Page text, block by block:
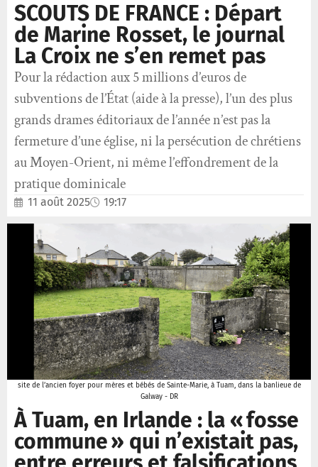
SCOUTS DE FRANCE : Départ
de Marine Rosset, le journal
La Croix ne s’en remet pas
Pour la rédaction aux 5 millions d’euros de
subventions de l’État (aide à la presse), l’un des plus
grands drames éditoriaux de l’année n’est pas la
fermeture d’une église, ni la persécution de chrétiens
au Moyen-Orient, ni même l’effondrement de la
pratique dominicale
11 août 2025 19:17
site de l’ancien foyer pour mères et bébés de Sainte-Marie, à Tuam, dans la banlieue de
Galway - DR
À Tuam, en Irlande : la « fosse
commune » qui n’existait pas,